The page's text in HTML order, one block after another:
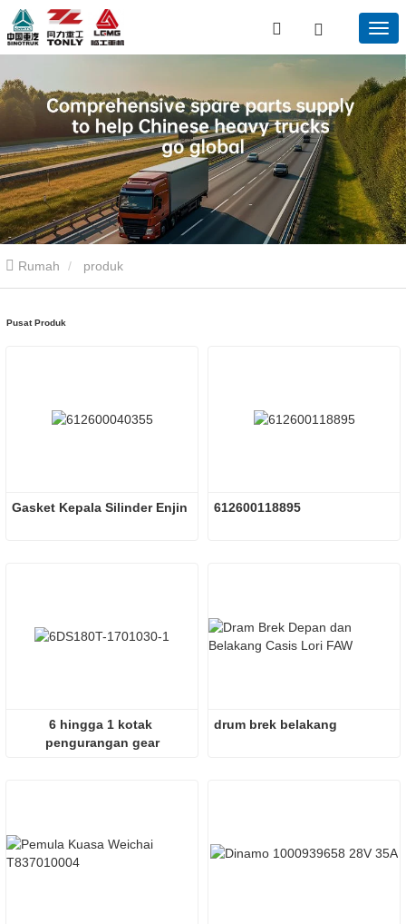
Rumah produk
Pusat Produk
Gasket Kepala Silinder Enjin 612600118895
6 hingga 1 kotak
pengurangan gear
drum brek belakang